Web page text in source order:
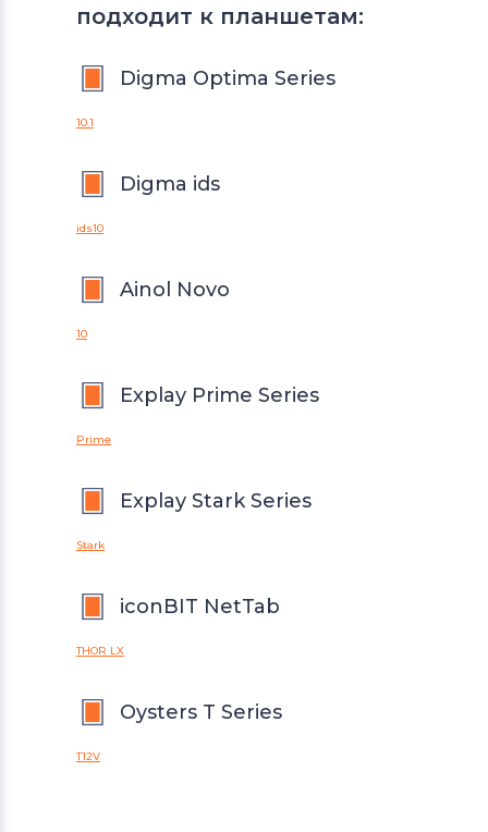
подходит к планшетам:
Digma Optima Series
10.1
Digma ids
ids10
Ainol Novo
10
Explay Prime Series
Prime
Explay Stark Series
Stark
iconBIT NetTab
THOR LX
Oysters T Series
T12V